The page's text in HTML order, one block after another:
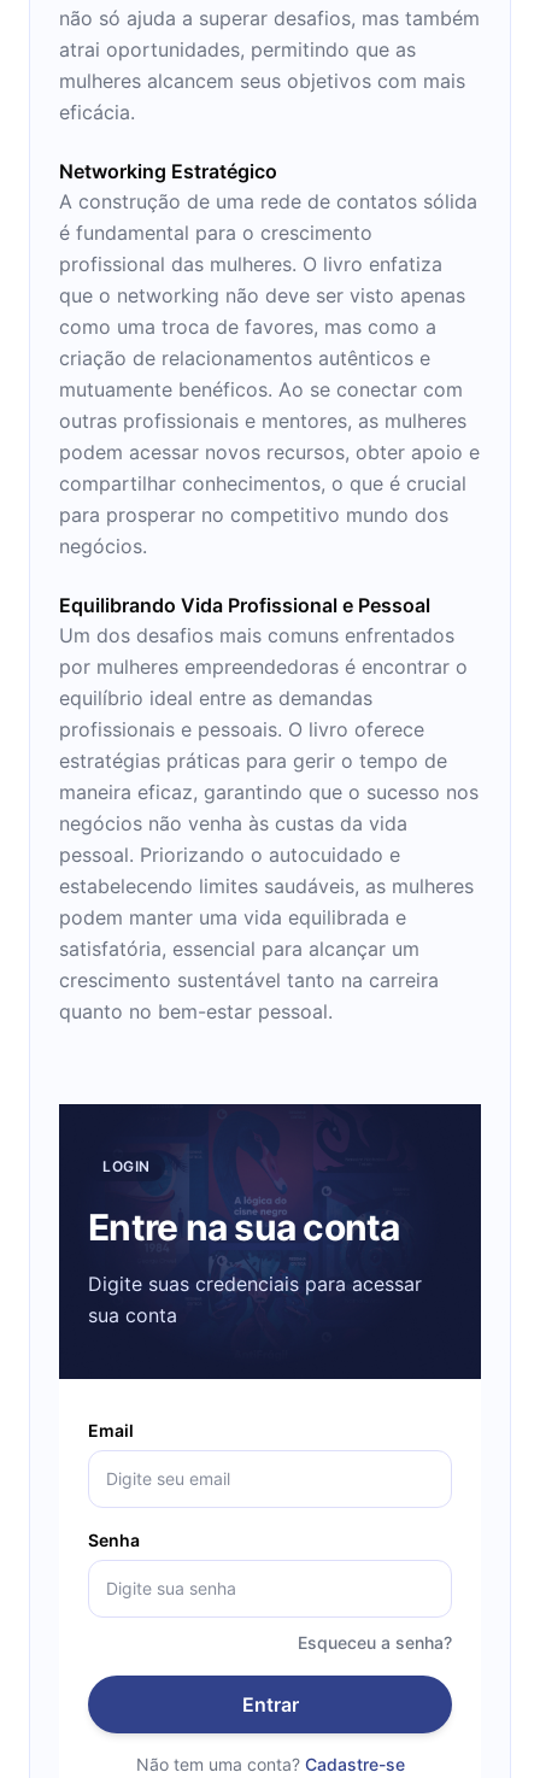
não só ajuda a superar desafios, mas também
atrai oportunidades, permitindo que as
mulheres alcancem seus objetivos com mais
eficácia.
Networking Estratégico
A construção de uma rede de contatos sólida
é fundamental para o crescimento
profissional das mulheres. O livro enfatiza
que o networking não deve ser visto apenas
como uma troca de favores, mas como a
criação de relacionamentos autênticos e
mutuamente benéficos. Ao se conectar com
outras profissionais e mentores, as mulheres
podem acessar novos recursos, obter apoio e
compartilhar conhecimentos, o que é crucial
para prosperar no competitivo mundo dos
negócios.
Equilibrando Vida Profissional e Pessoal
Um dos desafios mais comuns enfrentados
por mulheres empreendedoras é encontrar o
equilíbrio ideal entre as demandas
profissionais e pessoais. O livro oferece
estratégias práticas para gerir o tempo de
maneira eficaz, garantindo que o sucesso nos
negócios não venha às custas da vida
pessoal. Priorizando o autocuidado e
estabelecendo limites saudáveis, as mulheres
podem manter uma vida equilibrada e
satisfatória, essencial para alcançar um
crescimento sustentável tanto na carreira
quanto no bem-estar pessoal.
LOGIN
Entre na sua conta
Digite suas credenciais para acessar
sua conta
Email
Senha
Esqueceu a senha?
Entrar
Não tem uma conta? Cadastre-se